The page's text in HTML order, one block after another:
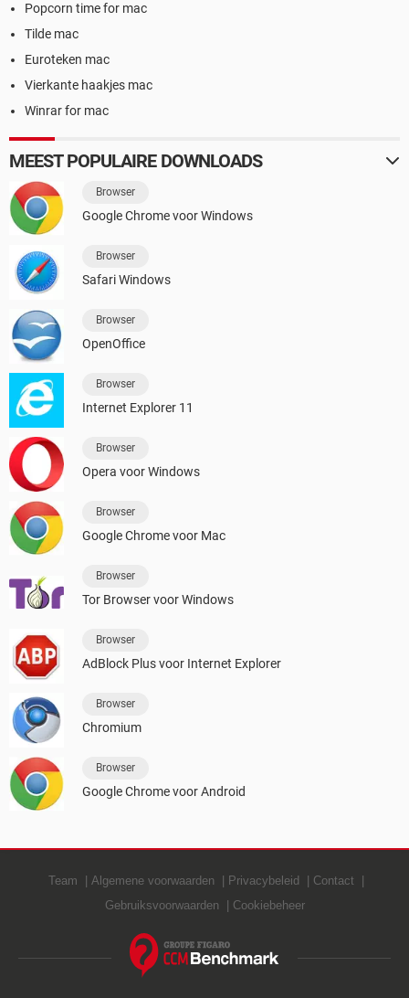
Popcorn time for mac
Tilde mac
Euroteken mac
Vierkante haakjes mac
Winrar for mac
MEEST POPULAIRE DOWNLOADS
Browser
Google Chrome voor Windows
Browser
Safari Windows
Browser
OpenOffice
Browser
Internet Explorer 11
Browser
Opera voor Windows
Browser
Google Chrome voor Mac
Browser
Tor Browser voor Windows
Browser
AdBlock Plus voor Internet Explorer
Browser
Chromium
Browser
Google Chrome voor Android
Team Algemene voorwaarden Privacybeleid
Contact
Gebruiksvoorwaarden
Cookiebeheer